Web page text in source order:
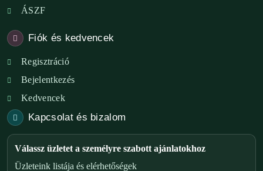
ÁSZF
Fiók és kedvencek
Regisztráció
Bejelentkezés
Kedvencek
Kapcsolat és bizalom
Válassz üzletet a személyre szabott ajánlatokhoz
Üzleteink listája és elérhetőségek